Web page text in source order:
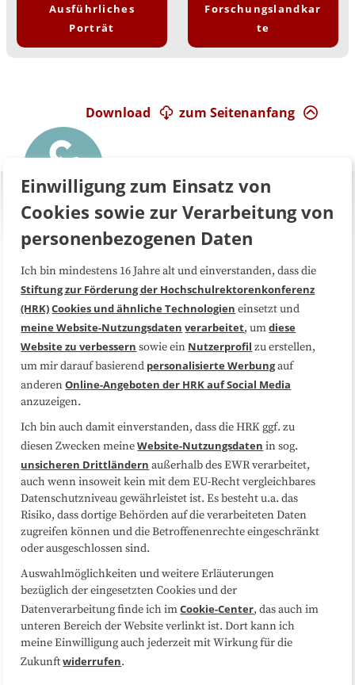
Ausführliches
Porträt
Forschungslandkar
te
zum Seitenanfang
Download
Über uns FAQ
Medienarbeit Kooperationen
Datenschutzerklärung Impressum
Sitemap
Folgen Sie uns
Einwilligung zum Einsatz von
Cookies sowie zur Verarbeitung von
personenbezogenen Daten
Ich bin mindestens 16 Jahre alt und einverstanden, dass die
Stiftung zur Förderung der Hochschulrektorenkonferenz
(HRK)Cookies und ähnliche Technologien einsetzt und
meine Website-Nutzungsdaten verarbeitet, umdiese
Website zu verbessern sowie ein Nutzerprofil zu erstellen,
um mir darauf basierend personalisierte Werbungauf
anderenOnline-Angeboten der HRK auf Social Media
anzuzeigen.
Ich bin auch damit einverstanden, dass die HRK ggf. zu
diesen Zwecken meineWebsite-Nutzungsdaten in sog.
unsicheren Drittländern außerhalb des EWR verarbeitet,
auch wenn insoweit kein mit dem EU-Recht vergleichbares
Datenschutzniveau gewährleistet ist. Es besteht u.a. das
Risiko, dass dortige Behörden auf die verarbeiteten Daten
zugreifen können und die Betroffenenrechte eingeschränkt
oder ausgeschlossen sind.
Auswahlmöglichkeiten und weitere Erläuterungen
bezüglich der eingesetzten Cookies und der
Datenverarbeitung finde ich imCookie-Center, das auch im
unteren Bereich der Website verlinkt ist. Dort kann ich
meine Einwilligung auch jederzeit mit Wirkung für die
Zukunftwiderrufen.